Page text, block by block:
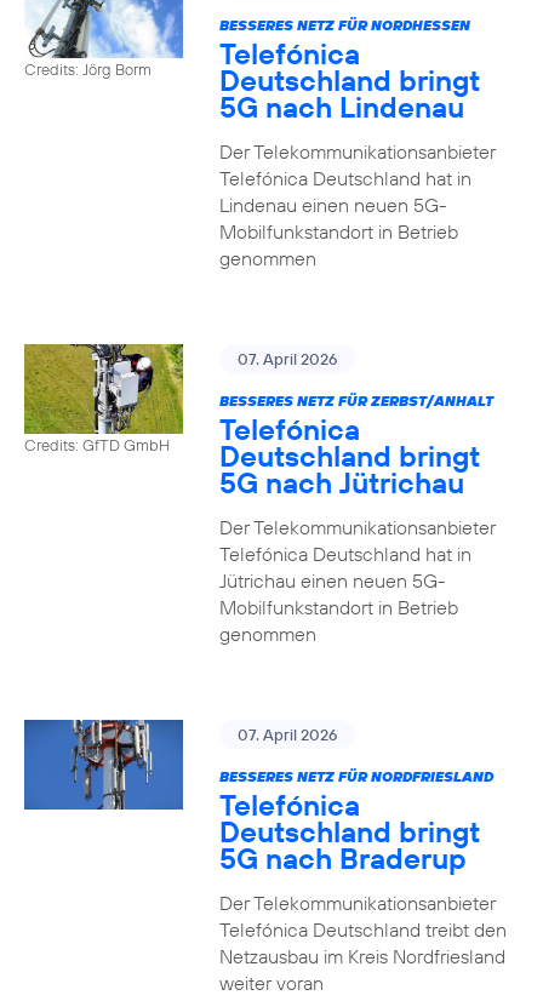
Credits: Jörg Borm
BESSERES NETZ FÜR NORDHESSEN
Telefónica
Deutschland bringt
5G nach Lindenau
Der Telekommunikationsanbieter
Telefónica Deutschland hat in
Lindenau einen neuen 5G-
Mobilfunkstandort in Betrieb
genommen
Credits: GfTD GmbH
07. April 2026
BESSERES NETZ FÜR ZERBST/ANHALT
Telefónica
Deutschland bringt
5G nach Jütrichau
Der Telekommunikationsanbieter
Telefónica Deutschland hat in
Jütrichau einen neuen 5G-
Mobilfunkstandort in Betrieb
genommen
07. April 2026
BESSERES NETZ FÜR NORDFRIESLAND
Telefónica
Deutschland bringt
5G nach Braderup
Der Telekommunikationsanbieter
Telefónica Deutschland treibt den
Netzausbau im Kreis Nordfriesland
weiter voran